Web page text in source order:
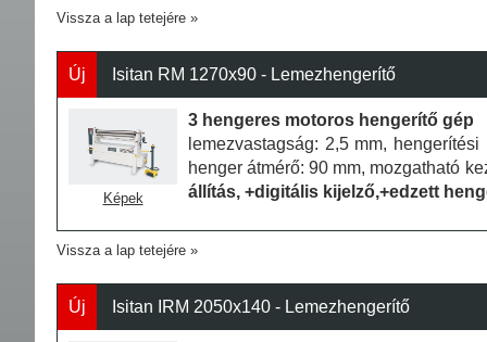
Vissza a lap tetejére
Új Isitan RM 1270x90 - Lemezhengerítő
Képek
3 hengeres motoros hengerítő gép
lemezvastagság: 2,5 mm,
henger átmérő: 90 mm, mozgatható
állítás, +digitális kijelző,+edzett
Vissza a lap tetejére
Új Isitan IRM 2050x140 - Lemezhengerítő